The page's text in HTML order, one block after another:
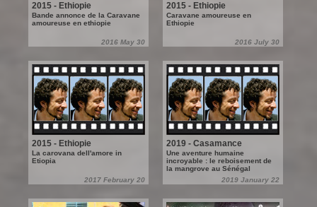
2015 - Ethiopie
Bande annonce de la Caravane
amoureuse en ethiopie
2016 May 30
2015 - Ethiopie
Caravane amoureuse en
Ethiopie
2016 July 30
2015 - Ethiopie
La carovana dell'amore in
Etiopia
2017 February 20
2019 - Casamance
Une aventure humaine
incroyable : le reboisement de
la mangrove au Sénégal
2019 January 22